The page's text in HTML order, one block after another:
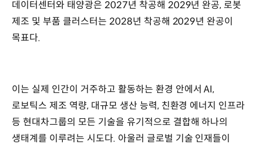
데이터센터와 태양광은 2027년 착공해 2029년 완공, 로봇
제조 및 부품 클러스터는 2028년 착공해 2029년 완공이
목표다.
이는 실제 인간이 거주하고 활동하는 환경 안에서 AI,
로보틱스 제조 역량, 대규모 생산 능력, 친환경 에너지 인프라
등 현대차그룹의 모든 기술을 유기적으로 결합해 하나의
생태계를 이루려는 시도다. 아울러 글로벌 기술 인재들이